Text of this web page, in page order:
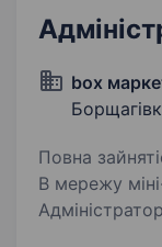
box
Повна
В мережу